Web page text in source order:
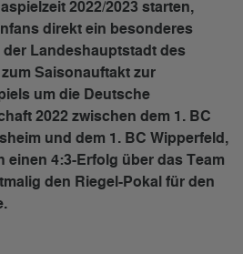
2022/2023 starten,
direkt ein besonderes
Landeshauptstadt des
Saisonauftakt zur
um die Deutsche
2022 zwischen dem 1. BC
und dem 1. BC Wipperfeld,
4:3-Erfolg über das Team
den Riegel-Pokal für den